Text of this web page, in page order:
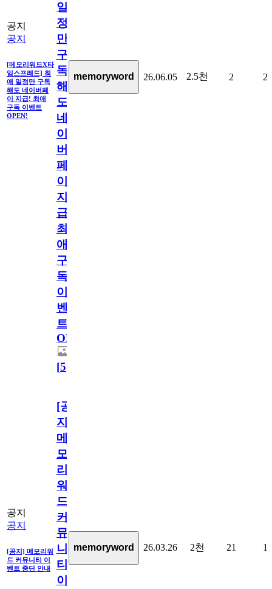
공지
공지
[메모리워드X타
임스프레드] 최
애 일정만 구독
해도 네이버페
이 지급! 최애
구독 이벤트
OPEN!
일
정
만
구
독
해
도
네
이
버
페
이
지
급!
최
애
구
독
이
벤
트
OPEN!
[5]
memoryword 26.06.05 2.5천 2 2
공지
공지
[공지] 메모리워
드 커뮤니티 이
벤트 중단 안내
[공
지]
메
모
리
워
드
커
뮤
니
티
이
memoryword 26.03.26 2천 21 1